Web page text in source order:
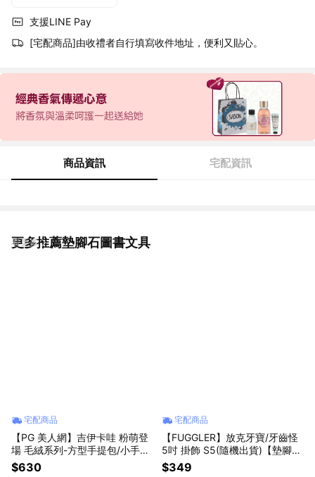
支援LINE Pay
[宅配商品]由收禮者自行填寫收件地址，便利又貼心。
商品資訊 宅配資訊
更多推薦墊腳石圖書文具
看更多
宅配商品
【PG 美人網】吉伊卡哇 粉萌登
場 毛絨系列-方型手提包/小手提
包【墊腳石】
$630
宅配商品
【FUGGLER】放克牙寶/牙齒怪
5吋 掛飾 S5(隨機出貨)【墊腳
石】
$349